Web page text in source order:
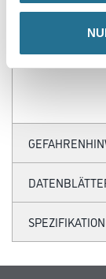
- Ihr Fotomotiv
- Zertifizierte
-